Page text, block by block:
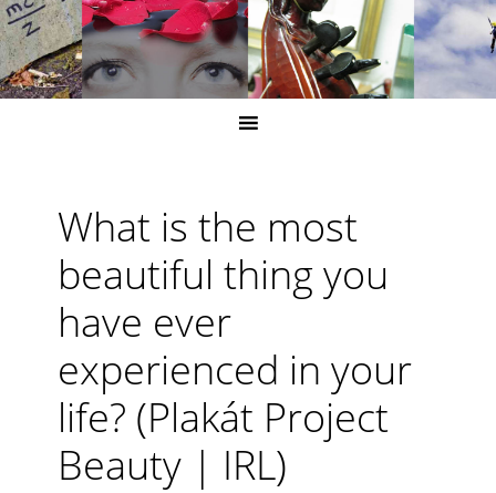
What is the most
beautiful thing you
have ever
experienced in your
life? (Plakát Project
Beauty | IRL)